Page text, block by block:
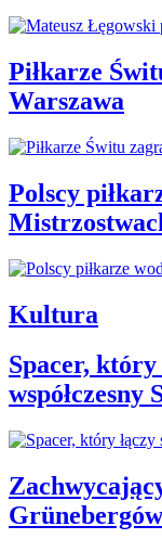
Piłkarze
Warszawa
Polscy
Kultura
Spacer,
współczesny